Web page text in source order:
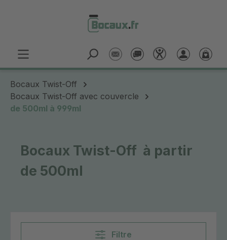
Bocaux Twist-Off
Bocaux Twist-Off avec couvercle
de 500ml à 999ml
Bocaux Twist-Off à partir
de 500ml
Filtre